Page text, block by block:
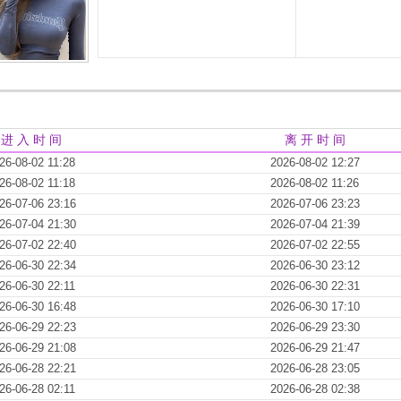
进 入 时 间 离 开 时 间
08-02 11:28
2026-08-02 12:27
08-02 11:18
2026-08-02 11:26
07-06 23:16
2026-07-06 23:23
07-04 21:30
2026-07-04 21:39
07-02 22:40
2026-07-02 22:55
06-30 22:34
2026-06-30 23:12
06-30 22:11
2026-06-30 22:31
06-30 16:48
2026-06-30 17:10
06-29 22:23
2026-06-29 23:30
06-29 21:08
2026-06-29 21:47
06-28 22:21
2026-06-28 23:05
06-28 02:11
2026-06-28 02:38